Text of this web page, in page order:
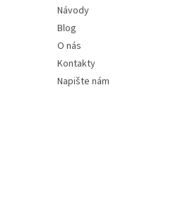
Návody
Blog
O nás
Kontakty
Napište nám